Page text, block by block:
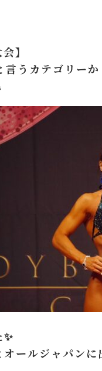
】
うカテゴリー
ールジャパンに